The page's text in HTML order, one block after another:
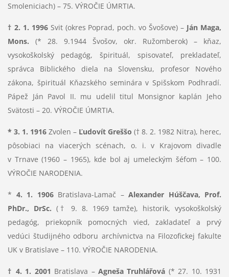
Smoleniciach) – 75. VÝROČIE ÚMRTIA.
† 2. 1. 1996Svit (okres Poprad, poch. vo Švošove) – Ján Maga,
Mons. (* 28. 9.1944 Švošov, okr. Ružomberok) – kňaz,
vysokoškolský pedagóg, špirituál, spisovateľ, prekladateľ,
správca Biblického diela na Slovensku, profesor Nového
zákona, špirituál Kňazského seminára v Spišskom Podhradí.
Pápež Ján Pavol II. mu udelil titul Monsignor kaplán Jeho
Svätosti – 20. VÝROČIE ÚMRTIA.
* 3. 1. 1916 Zvolen – Ľudovít Greššo († 8. 2. 1982 Nitra), herec,
pôsobiaci na viacerých scénach, o. i. v Krajovom divadle
v Trnave (1960 – 1965), kde bol aj umeleckým šéfom – 100.
VÝROČIE NARODENIA.
* 4. 1. 1906Bratislava-Lamač –Alexander Húščava, Prof.
PhDr., DrSc. († 9. 8. 1969 tamže), historik, vysokoškolský
pedagóg, priekopník pomocných vied, zakladateľ a prvý
vedúci študijného odboru archívnictva na Filozofickej fakulte
UK v Bratislave – 110. VÝROČIE NARODENIA.
† 4. 1. 2001 Bratislava – Agneša Truhlářová (* 27. 10. 1931